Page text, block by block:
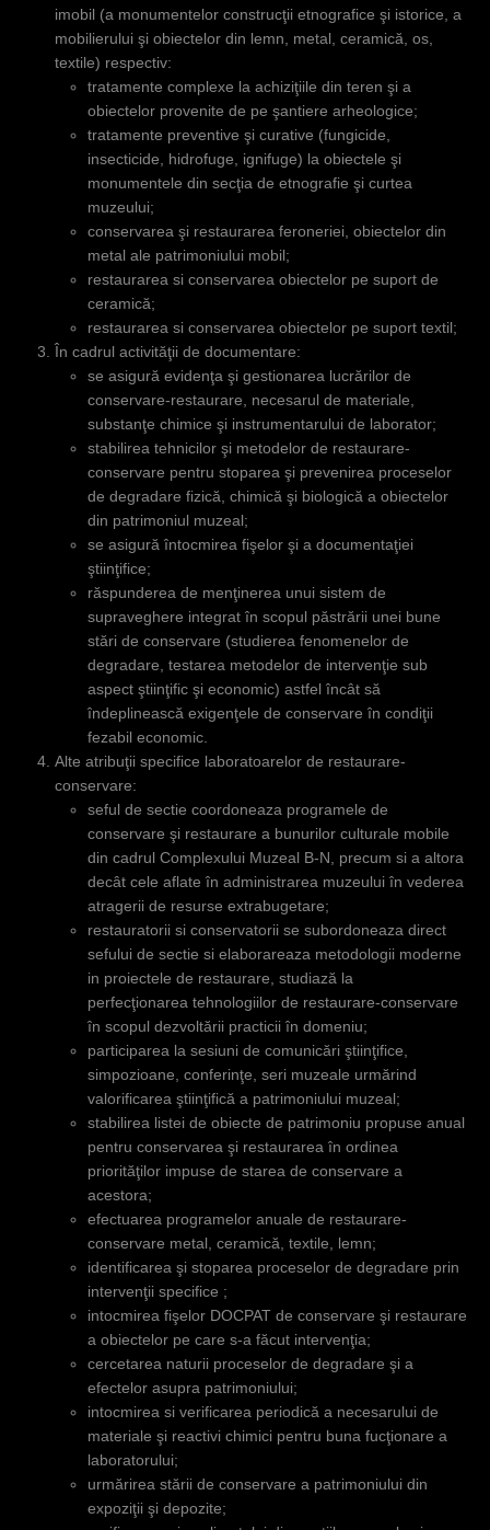
imobil (a monumentelor construcţii etnografice şi istorice, a
mobilierului şi obiectelor din lemn, metal, ceramică, os,
textile) respectiv:
tratamente complexe la achiziţiile din teren şi a
obiectelor provenite de pe şantiere arheologice;
tratamente preventive şi curative (fungicide,
insecticide, hidrofuge, ignifuge) la obiectele şi
monumentele din secţia de etnografie şi curtea
muzeului;
conservarea şi restaurarea feroneriei, obiectelor din
metal ale patrimoniului mobil;
restaurarea si conservarea obiectelor pe suport de
ceramică;
restaurarea si conservarea obiectelor pe suport textil;
În cadrul activităţii de documentare:
se asigură evidenţa şi gestionarea lucrărilor de
conservare-restaurare, necesarul de materiale,
substanţe chimice şi instrumentarului de laborator;
stabilirea tehnicilor şi metodelor de restaurare-
conservare pentru stoparea şi prevenirea proceselor
de degradare fizică, chimică şi biologică a obiectelor
din patrimoniul muzeal;
se asigură întocmirea fişelor şi a documentaţiei
ştiinţifice;
răspunderea de menţinerea unui sistem de
supraveghere integrat în scopul păstrării unei bune
stări de conservare (studierea fenomenelor de
degradare, testarea metodelor de intervenţie sub
aspect ştiinţific şi economic) astfel încât să
îndeplinească exigenţele de conservare în condiţii
fezabil economic.
Alte atribuţii specifice laboratoarelor de restaurare-
conservare:
seful de sectie coordoneaza programele de
conservare şi restaurare a bunurilor culturale mobile
din cadrul Complexului Muzeal B-N, precum si a altora
decât cele aflate în administrarea muzeului în vederea
atragerii de resurse extrabugetare;
restauratorii si conservatorii se subordoneaza direct
sefului de sectie si elaborareaza metodologii moderne
in proiectele de restaurare, studiază la
perfecţionarea tehnologiilor de restaurare-conservare
în scopul dezvoltării practicii în domeniu;
participarea la sesiuni de comunicări ştiinţifice,
simpozioane, conferinţe, seri muzeale urmărind
valorificarea ştiinţifică a patrimoniului muzeal;
stabilirea listei de obiecte de patrimoniu propuse anual
pentru conservarea şi restaurarea în ordinea
priorităţilor impuse de starea de conservare a
acestora;
efectuarea programelor anuale de restaurare-
conservare metal, ceramică, textile, lemn;
identificarea şi stoparea proceselor de degradare prin
intervenţii specifice ;
intocmirea fişelor DOCPAT de conservare şi restaurare
a obiectelor pe care s-a făcut intervenţia;
cercetarea naturii proceselor de degradare şi a
efectelor asupra patrimoniului;
intocmirea si verificarea periodică a necesarului de
materiale şi reactivi chimici pentru buna fucţionare a
laboratorului;
urmărirea stării de conservare a patrimoniului din
expoziţii şi depozite;